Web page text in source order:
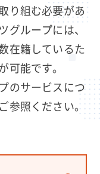
り組む必要があ
グループには、
在籍しているた
可能です。
のサービスにつ
参照ください。